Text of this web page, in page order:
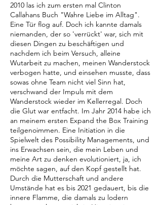
2010 las ich zum ersten mal Clinton
Callahans Buch "Wahre Liebe im Alltag".
Eine Tür flog auf. Doch ich kannte damals
niemanden, der so 'verrückt' war, sich mit
diesen Dingen zu beschäftigen und
nachdem ich beim Versuch, alleine
Wutarbeit zu machen, meinen Wanderstock
verbogen hatte, und einsehen musste, dass
sowas ohne Team nicht viel Sinn hat,
verschwand der Impuls mit dem
Wanderstock wieder im Kellerregal. Doch
die Glut war entfacht. Im Jahr 2014 habe ich
an meinem ersten Expand the Box Training
teilgenoimmen. Eine Initiation in die
Spielwelt des Possibility Managements, und
ins Erwachsen sein, die mein Leben und
meine Art zu denken evolutioniert, ja, ich
möchte sagen, auf den Kopf gestellt hat.
Durch die Mutterschaft und andere
Umstände hat es bis 2021 gedauert, bis die
innere Flamme, die damals zu lodern